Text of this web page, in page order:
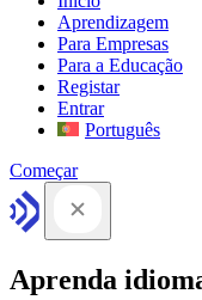
Aprendizagem
Para Empresas
Para a Educação
Registar
Entrar
Português
Começar
Aprenda